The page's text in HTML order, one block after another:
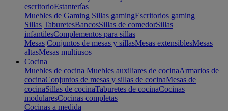
escritorioEstanterías
Muebles de Gaming Sillas gamingEscritorios gaming
Sillas TaburetesBancosSillas de comedorSillas
infantilesComplementos para sillas
Mesas Conjuntos de mesas y sillasMesas extensiblesMesas
altasMesas multiusos
Cocina
Muebles de cocina Muebles auxiliares de cocinaArmarios de
cocinaConjuntos de mesas y sillas de cocinaMesas de
cocinaSillas de cocinaTaburetes de cocinaCocinas
modularesCocinas completas
Cocinas a medida